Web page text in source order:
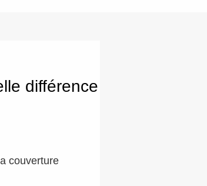
différence
couverture